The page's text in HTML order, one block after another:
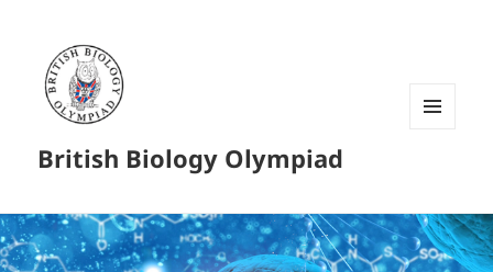
British Biology Olympiad